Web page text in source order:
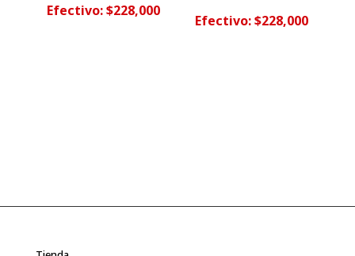
Efectivo: $228,000
Efectivo: $228,000